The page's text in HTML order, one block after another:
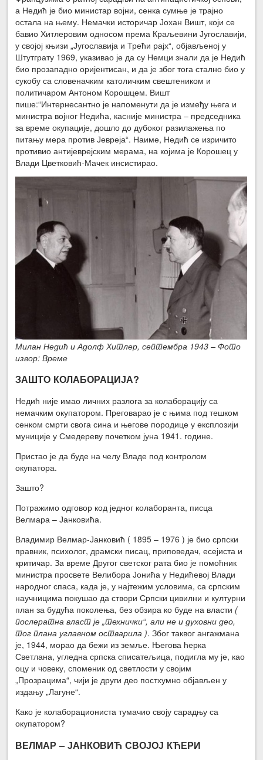
а Недић је био министар војни, сенка сумње је трајно
остала на њему. Немачки историчар Јохан Вишт, који се
бавио Хитлеровим односом према Краљевини Југославији,
у својој књизи „Југославија и Трећи рајх“, објављеној у
Штутграту 1969, указивао је да су Немци знали да је Недић
био прозападно оријентисан, и да је због тога стално био у
сукобу са словеначким католичким свештеником и
политичаром Антоном Корошцем. Вишт
пише:“Интернесантно је напоменути да је између њега и
министра војног Недића, касније министра – председника
за време окупације, дошло до дубоког разилажења по
питању мера против Јевреја“. Наиме, Недић се изричито
противио антијеврејским мерама, на којима је Корошец у
Влади Цветковић-Мачек инсистирао.
Милан Недић и Адолф Хитлер, септембра 1943 – Фото
извор: Време
ЗАШТО КОЛАБОРАЦИЈА?
Недић није имао личних разлога за колаборацију са
немачким окупатором. Преговарао је с њима под тешком
сенком смрти свога сина и његове породице у експлозији
муниције у Смедереву почетком јуна 1941. године.
Пристао је да буде на челу Владе под контролом
окупатора.
Зашто?
Потражимо одговор код једног колаборанта, писца
Велмара – Јанковића.
Владимир Велмар-Јанковић ( 1895 – 1976 ) је био српски
правник, психолог, драмски писац, приповедач, есејиста и
критичар. За време Другог светског рата био је помоћник
министра просвете Велибора Јонића у Недићевој Влади
народног спаса, када је, у најтежим условима, са српским
научницима покушао да створи Српски цивилни и културни
план за будућа поколења, без обзира ко буде на власти (
послератна власт је „технички“, али не и духовни део,
тог плана углавном остварила ). Због таквог ангажмана
је, 1944, морао да бежи из земље. Његова ћерка
Светлана, угледна српска списатељица, подигла му је, као
оцу и човеку, споменик од светлости у својим
„Прозрацима“, чији је други део постхумно објављен у
издању „Лагуне“.
Како је колаборациониста тумачио своју сарадњу са
окупатором?
ВЕЛМАР – ЈАНКОВИЋ СВОЈОЈ КЋЕРИ